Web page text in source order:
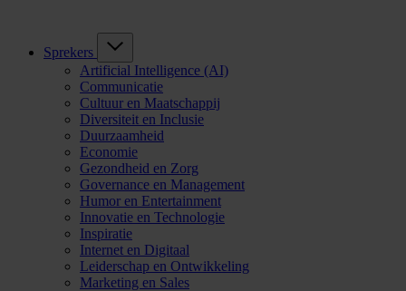
Sprekers
Artificial Intelligence (AI)
Communicatie
Cultuur en Maatschappij
Diversiteit en Inclusie
Duurzaamheid
Economie
Gezondheid en Zorg
Governance en Management
Humor en Entertainment
Innovatie en Technologie
Inspiratie
Internet en Digitaal
Leiderschap en Ontwikkeling
Marketing en Sales